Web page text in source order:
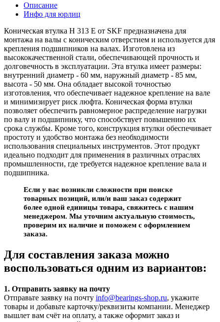
Описание
Инфо для юрлиц
Коническая втулка H 313 E от SKF предназначена для
монтажа на валы с коническим отверстием и используется для
крепления подшипников на валах. Изготовлена из
высококачественной стали, обеспечивающей прочность и
долговечность в эксплуатации. Эта втулка имеет размеры:
внутренний диаметр - 60 мм, наружный диаметр - 85 мм,
высота - 50 мм. Она обладает высокой точностью
изготовления, что обеспечивает надежное крепление на вале
и минимизирует риск люфта. Коническая форма втулки
позволяет обеспечить равномерное распределение нагрузки
по валу и подшипнику, что способствует повышению их
срока службы. Кроме того, конструкция втулки обеспечивает
простоту и удобство монтажа без необходимости
использования специальных инструментов. Этот продукт
идеально подходит для применения в различных отраслях
промышленности, где требуется надежное крепление вала и
подшипника.
Если у вас возникли сложности при поиске
товарных позиций, или/и ваш заказ содержит
более одной единицы товара, свяжитесь с нашим
менеджером. Мы уточним актуальную стоимость,
проверим их наличие и поможем с оформлением
заказа.
Для составления заказа можно
воспользоваться одним из вариантов:
1. Отправить заявку на почту
Отправьте заявку на почту info@bearings-shop.ru, укажите
товары и добавьте карточку/реквизиты компании. Менеджер
вышлет вам счёт на оплату, а также оформит заказ и